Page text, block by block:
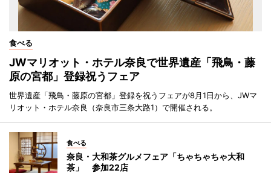
食べる
JWマリオット・ホテル奈良で世界遺産「飛鳥・藤
原の宮都」登録祝うフェア
世界遺産「飛鳥・藤原の宮都」登録を祝うフェアが8月1日から、JWマ
リオット・ホテル奈良（奈良市三条大路1）で開催される。
食べる
奈良・大和茶グルメフェア「ちゃちゃちゃ大和
茶」 参加22店